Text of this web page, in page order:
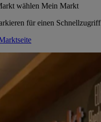
wählen Mein Markt
für einen Schnellzugriff